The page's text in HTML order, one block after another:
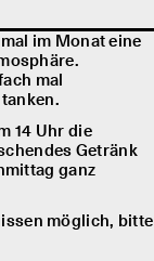
im Monat eine
mal
14 Uhr die
Getränk
ganz
möglich, bitte